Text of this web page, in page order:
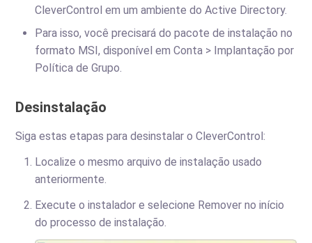
CleverControl em um ambiente do Active Directory.
Para isso, você precisará do pacote de instalação no
formato MSI, disponível em Conta > Implantação por
Política de Grupo.
Desinstalação
Siga estas etapas para desinstalar o CleverControl:
Localize o mesmo arquivo de instalação usado
anteriormente.
Execute o instalador e selecione Remover no início
do processo de instalação.